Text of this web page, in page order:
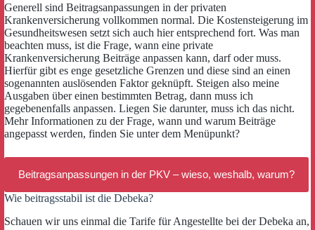
Generell sind Beitragsanpassungen in der privaten
Krankenversicherung vollkommen normal. Die Kostensteigerung im
Gesundheitswesen setzt sich auch hier entsprechend fort. Was man
beachten muss, ist die Frage, wann eine private
Krankenversicherung Beiträge anpassen kann, darf oder muss.
Hierfür gibt es enge gesetzliche Grenzen und diese sind an einen
sogenannten auslösenden Faktor geknüpft. Steigen also meine
Ausgaben über einen bestimmten Betrag, dann muss ich
gegebenenfalls anpassen. Liegen Sie darunter, muss ich das nicht.
Mehr Informationen zu der Frage, wann und warum Beiträge
angepasst werden, finden Sie unter dem Menüpunkt?
Beitragsanpassungen in der PKV – wieso, weshalb, warum?
Wie beitragsstabil ist die Debeka?
Schauen wir uns einmal die Tarife für Angestellte bei der Debeka an,